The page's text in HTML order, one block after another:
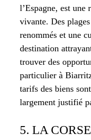
l’Espagne, est une
vivante. Des
renommés et une
destination
trouver des
particulier à
tarifs des biens
largement justifié
5. LA CORSE